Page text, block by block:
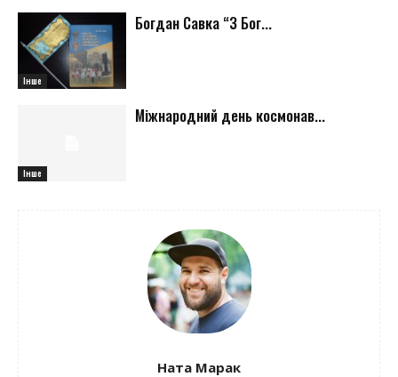
Інше
Богдан Савка “З Бог...
Інше
Міжнародний день космонав...
Ната Марак